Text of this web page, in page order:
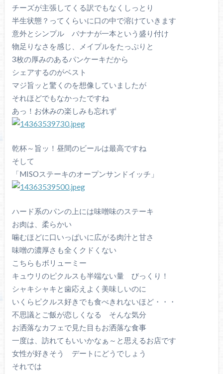
チーズが主張してくる訳でもなくしっとり
半生状態？ってくらいに口の中で溶けていきます
意外とシンプル バナナが一本という盛り付け
物足りなさを感じ、メイプルをたっぷりと
3枚の厚みのあるパンケーキだから
シェアするのがベスト
マジ旨ッと驚くのを想像していましたが
それほどでもなかったですね
あっ！お休みの楽しみも忘れず
乾杯～旨ッ！昼間のビールは最高ですね
そして
「MISOステーキのオープンサンドイッチ」
ハード系のパンの上には味噌味のステーキ
お肉は、柔らかい
噛むほどに口いっぱいに広がる肉汁と甘さ
味噌の濃厚さも全くクドくない
こちらもボリューミー
キュウリのピクルスも半端ない量 びっくり！
シャキシャキと歯応えよく美味しいのに
いくらピクルス好きでも食べきれないほど・・・
不思議とご飯が恋しくなる そんな気分
お洒落なカフェで見た目もお洒落な食事
一度は、訪れてもいいかなぁ～と思えるお店です
女性が好きそう デートにどうでしょう
それでは